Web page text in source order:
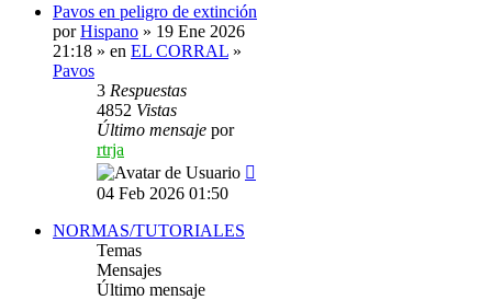
Pavos en peligro de extinción
porHispano » 19 Ene 2026
21:18 » en EL CORRAL »
Pavos
3 Respuestas
4852 Vistas
Último mensaje por
rtrja
04 Feb 2026 01:50
NORMAS/TUTORIALES
Temas
Mensajes
Último mensaje